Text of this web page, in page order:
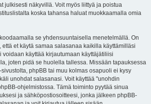
julkisesti näkyvillä. Voit myös liittyä ja poistua
koska tahansa haluat muokkaamalla omia
se yhdensuuntaisella menetelmällä. On
että et käytä samaa salasanaa kaikilla käyttämilläsi
voidaan käyttää kirjautumaan käyttäjätiliisi
joten pidä se huolella tallessa. Missään tapauksessa
phpBB tai muu kolmas osapuoli ei kysy
unohdat salasanasi. Voit käyttää "unohdin
ohjelmistossa. Tämä toiminto pyytää sinua
ja sähköpostiosoitteesi, jonka jälkeen phpBB-